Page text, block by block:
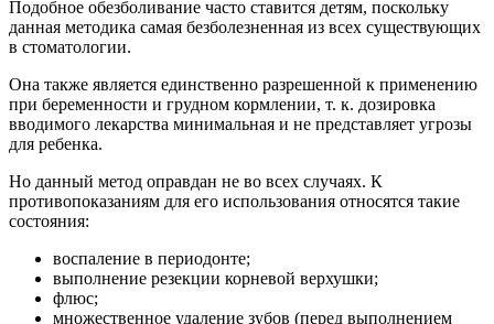
Подобное обезболивание часто ставится детям, поскольку
данная методика самая безболезненная из всех существующих
в стоматологии.
Она также является единственно разрешенной к применению
при беременности и грудном кормлении, т. к. дозировка
вводимого лекарства минимальная и не представляет угрозы
для ребенка.
Но данный метод оправдан не во всех случаях. К
противопоказаниям для его использования относятся такие
состояния:
воспаление в периодонте;
выполнение резекции корневой верхушки;
флюс;
множественное удаление зубов (перед выполнением